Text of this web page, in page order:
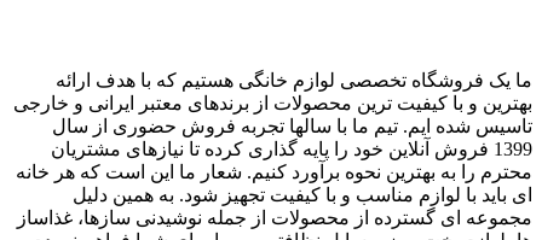
ما یک فروشگاه تخصصی لوازم خانگی هستیم که با هدف ارائه
بهترین و با کیفیت ترین محصولات از برندهای معتبر ایرانی و خارجی
تاسیس شده ایم. تیم ما با سالها تجربه فروش حضوری از سال
1399 فروش آنلاین خود را پایه گذاری کرده تا نیازهای مشتریان
محترم را به بهترین نحوه برآورد کنیم. شعار ما این است که هر خانه
ای باید با لوازم مناسب و با کیفیت تجهیز شود. به همین دلیل
مجموعه ای گسترده از محصولات از جمله نوشیدنی سازها، غذاساز